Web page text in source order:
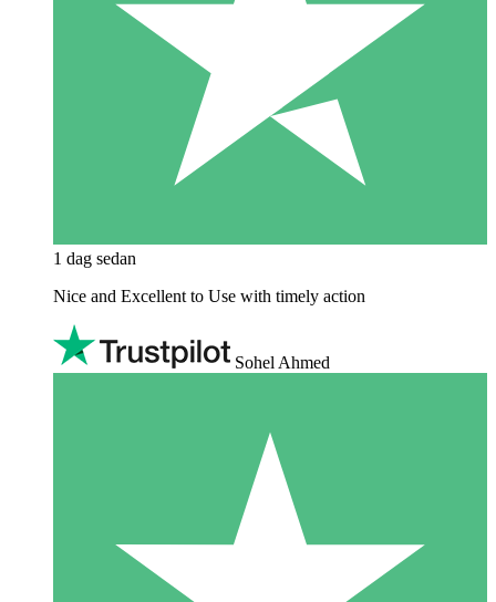
1 dag sedan
Nice and Excellent to Use with timely action
Sohel Ahmed